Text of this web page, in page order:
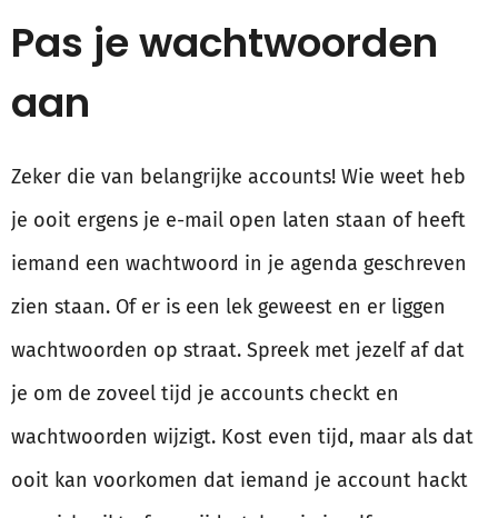
Pas je wachtwoorden
aan
Zeker die van belangrijke accounts! Wie weet heb
je ooit ergens je e-mail open laten staan of heeft
iemand een wachtwoord in je agenda geschreven
zien staan. Of er is een lek geweest en er liggen
wachtwoorden op straat. Spreek met jezelf af dat
je om de zoveel tijd je accounts checkt en
wachtwoorden wijzigt. Kost even tijd, maar als dat
ooit kan voorkomen dat iemand je account hackt